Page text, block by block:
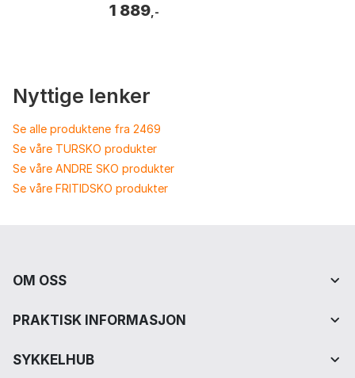
1 889 ,-
Nyttige lenker
Se alle produktene fra 2469
Se våre TURSKO produkter
Se våre ANDRE SKO produkter
Se våre FRITIDSKO produkter
OM OSS
PRAKTISK INFORMASJON
SYKKELHUB